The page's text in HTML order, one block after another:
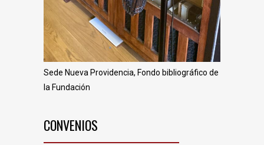
Sede Nueva Providencia, Fondo bibliográfico de
la Fundación
CONVENIOS